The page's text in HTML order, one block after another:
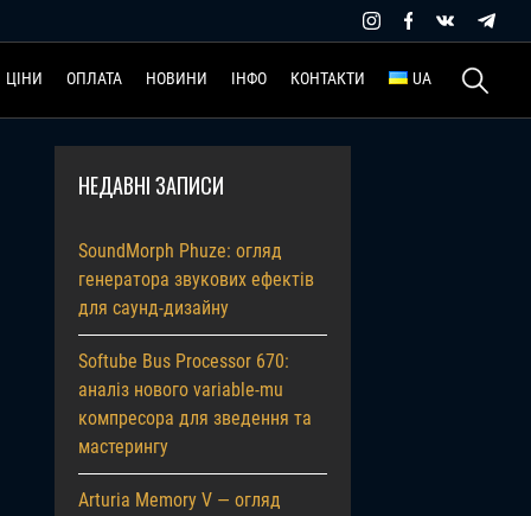
ЦІНИ ОПЛАТА НОВИНИ ІНФО КОНТАКТИ UA Пошук:
НЕДАВНІ ЗАПИСИ
SoundMorph Phuze: огляд
генератора звукових ефектів
для саунд-дизайну
Softube Bus Processor 670:
аналіз нового variable-mu
компресора для зведення та
мастерингу
Arturia Memory V — огляд